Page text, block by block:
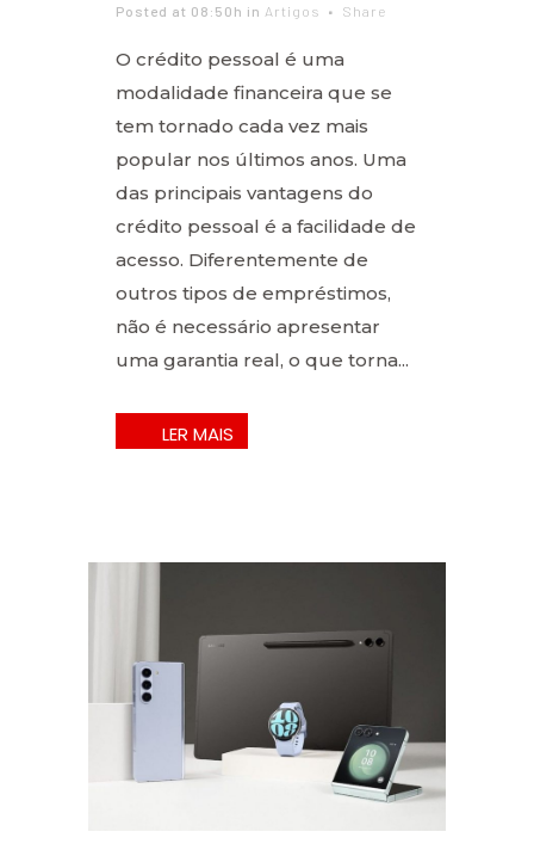
Posted at 08:50h in Artigos Share
O crédito pessoal é uma
modalidade financeira que se
tem tornado cada vez mais
popular nos últimos anos. Uma
das principais vantagens do
crédito pessoal é a facilidade de
acesso. Diferentemente de
outros tipos de empréstimos,
não é necessário apresentar
uma garantia real, o que torna...